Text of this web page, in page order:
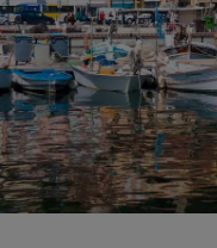
ja tapahtumat
Radisson Meetingsiin